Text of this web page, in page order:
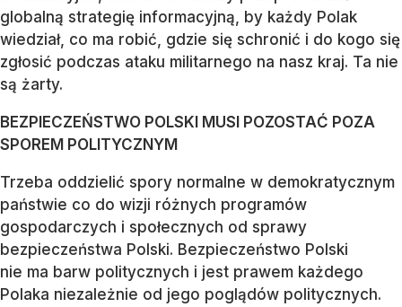
globalną strategię informacyjną, by każdy Polak
wiedział, co ma robić, gdzie się schronić i do kogo się
zgłosić podczas ataku militarnego na nasz kraj. Ta nie
są żarty.
BEZPIECZEŃSTWO POLSKI MUSI POZOSTAĆ POZA
SPOREM POLITYCZNYM
Trzeba oddzielić spory normalne w demokratycznym
państwie co do wizji różnych programów
gospodarczych i społecznych od sprawy
bezpieczeństwa Polski. Bezpieczeństwo Polski
nie ma barw politycznych i jest prawem każdego
Polaka niezależnie od jego poglądów politycznych.